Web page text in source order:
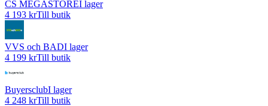
CS MEGASTOREI lager
4 193 krTill butik
VVS och BADI lager
4 199 krTill butik
BuyersclubI lager
4 248 krTill butik